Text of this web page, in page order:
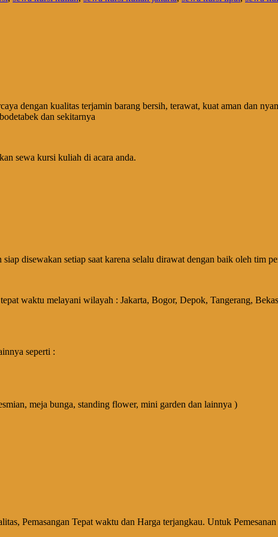
dengan kualitas terjamin barang bersih, terawat, kuat aman dan
dan sekitarnya
sewa kursi kuliah di acara anda.
disewakan setiap saat karena selalu dirawat dengan baik oleh tim
waktu melayani wilayah : Jakarta, Bogor, Depok, Tangerang,
seperti :
meja bunga, standing flower, mini garden dan lainnya )
Pemasangan Tepat waktu dan Harga terjangkau. Untuk